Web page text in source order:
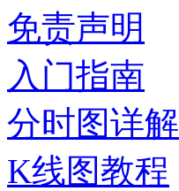
免责声明
入门指南
分时图详解
K线图教程